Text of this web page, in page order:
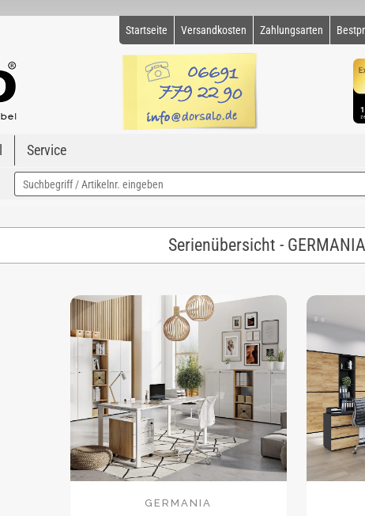
Startseite Versandkosten Zahlungsarten
Service
Serienübersicht -
4,67 (3 Bewertungen)
GERMANIA